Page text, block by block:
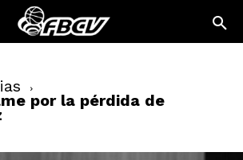
por la pérdida de